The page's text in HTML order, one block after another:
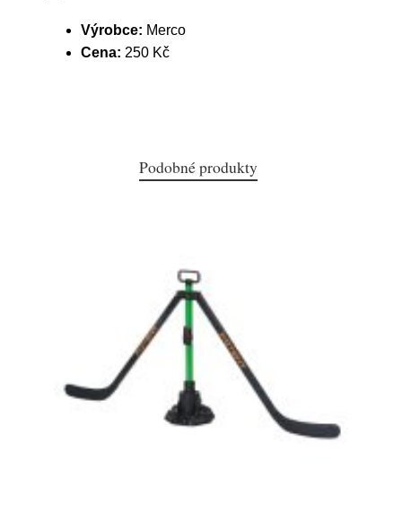
Výrobce: Merco
Cena: 250 Kč
Podobné produkty